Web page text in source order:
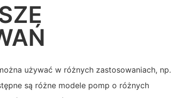
używać w różnych zastosowaniach, np.
są różne modele pomp o różnych